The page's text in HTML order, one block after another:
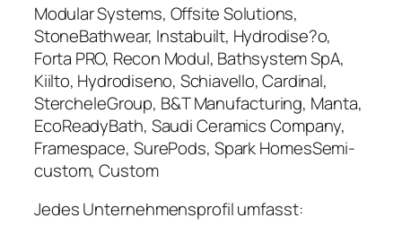
Modular Systems, Offsite Solutions,
StoneBathwear, Instabuilt, Hydrodise?o,
Forta PRO, Recon Modul, Bathsystem SpA,
Kiilto, Hydrodiseno, Schiavello, Cardinal,
StercheleGroup, B&T Manufacturing, Manta,
EcoReadyBath, Saudi Ceramics Company,
Framespace, SurePods, Spark HomesSemi-
custom, Custom
Jedes Unternehmensprofil umfasst: